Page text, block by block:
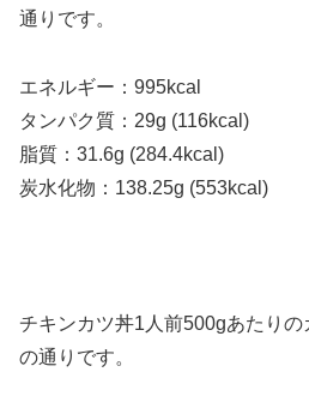
通りです。
エネルギー：995kcal
タンパク質：29g (116kcal)
脂質：31.6g (284.4kcal)
炭水化物：138.25g (553kcal)
チキンカツ丼1人前500gあたり
の通りです。